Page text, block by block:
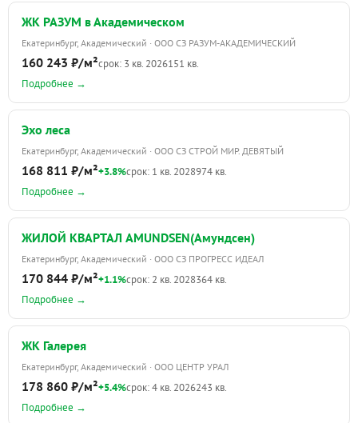
ЖК РАЗУМ в Академическом
Екатеринбург, Академический · ООО СЗ РАЗУМ-АКАДЕМИЧЕСКИЙ
160 243 ₽/м²срок: 3 кв. 2026151 кв.
Подробнее →
Эхо леса
Екатеринбург, Академический · ООО СЗ СТРОЙ МИР. ДЕВЯТЫЙ
168 811 ₽/м²+3.8%срок: 1 кв. 2028974 кв.
Подробнее →
ЖИЛОЙ КВАРТАЛ AMUNDSEN(Амундсен)
Екатеринбург, Академический · ООО СЗ ПРОГРЕСС ИДЕАЛ
170 844 ₽/м²+1.1%срок: 2 кв. 2028364 кв.
Подробнее →
ЖК Галерея
Екатеринбург, Академический · ООО ЦЕНТР УРАЛ
178 860 ₽/м²+5.4%срок: 4 кв. 2026243 кв.
Подробнее →